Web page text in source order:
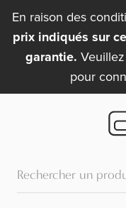
En raison des
prix indiqués sur
garantie.
pour